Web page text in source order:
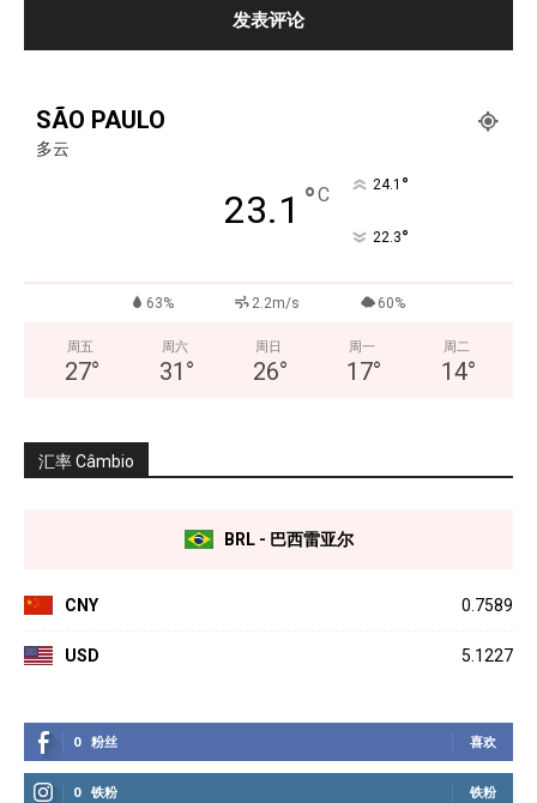
SÃO PAULO
多云
23.1 °C 24.1 °
22.3°
63% 2.2m/s 60%
周五
27°
周六
31 °
周日
26°
周一
17°
周二
14°
汇率 Câmbio
BRL - 巴西雷亚尔
CNY 0.7589
USD 5.1227
0 粉丝 喜欢
0 铁粉 铁粉